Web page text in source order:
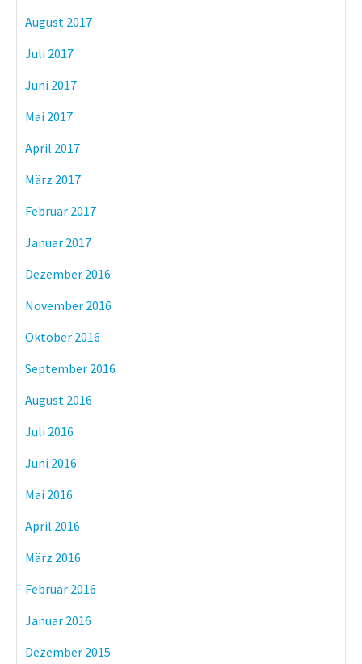
August 2017
Juli 2017
Juni 2017
Mai 2017
April 2017
März 2017
Februar 2017
Januar 2017
Dezember 2016
November 2016
Oktober 2016
September 2016
August 2016
Juli 2016
Juni 2016
Mai 2016
April 2016
März 2016
Februar 2016
Januar 2016
Dezember 2015